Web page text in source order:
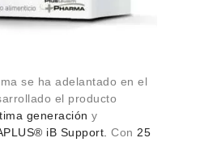
se ha adelantado en el
el producto
generación y
iB Support. Con 25